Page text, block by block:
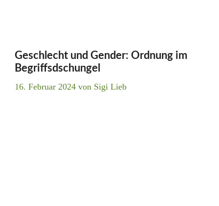
Geschlecht und Gender: Ordnung im
Begriffsdschungel
16. Februar 2024 von Sigi Lieb